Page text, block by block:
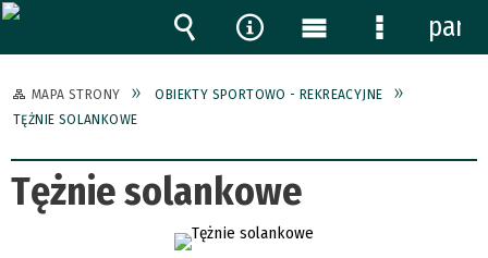
MAPA STRONY
OBIEKTY SPORTOWO - REKREACYJNE
TĘŻNIE SOLANKOWE
Tężnie solankowe
Wyszukiwarka
Narzędzia
Menu
główne
Menu